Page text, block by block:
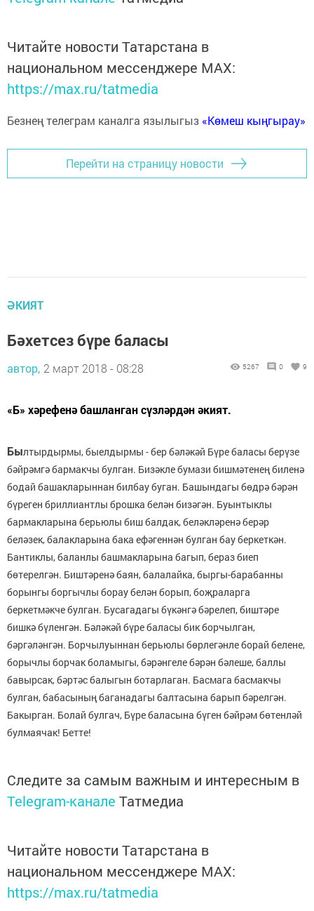
Читайте новости Татарстана в
национальном мессенджере MАХ:
https://max.ru/tatmedia
Безнең телеграм каналга язылыгыз «Көмеш кыңгырау»
Перейти на страницу новости
ӘКИЯТ
Бәхетсез бүре баласы
автор, 2 март 2018 - 08:28 5267 0 9
«Б» хәрефенә башланган сүзләрдән әкият.
Былтырдырмы, быелдырмы - бер бәләкәй Бүре баласы берүзе
бәйрәмгә бармакчы булган. Бизәкле бумази бишмәтенең биленә
бодай башакларыннан билбау буган. Башындагы бөдрә бәрән
бүреген бриллиантлы брошка белән бизәгән. Буынтыклы
бармакларына берьюлы биш балдак, беләкләренә берәр
беләзек, балакларына бака ефәгеннән булган бау беркеткән.
Бантиклы, баланлы башмакларына багып, бераз биеп
бөтерелгән. Биштәренә баян, балалайка, быргы-барабанны
борынгы боргычлы борау белән борып, боҗраларга
беркетмәкче булган. Бусагадагы бүкәнгә бәрелеп, биштәре
бишкә бүленгән. Бәләкәй бүре баласы бик борчылган,
бәргәләнгән. Борчылуыннан берьюлы бөрлегәнле борай белене,
борычлы борчак боламыгы, бәрәнгеле бәрән бәлеше, баллы
бавырсак, бәртәс балыгын ботарлаган. Басмага басмакчы
булган, бабасының баганадагы балтасына барып бәрелгән.
Бакырган. Болай булгач, Бүре баласына бүген бәйрәм бөтенләй
булмаячак! Бетте!
Следите за самым важным и интересным в
Telegram-канале Татмедиа
Читайте новости Татарстана в
национальном мессенджере MАХ:
https://max.ru/tatmedia